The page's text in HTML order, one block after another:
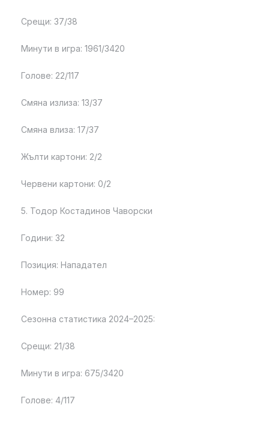
Срещи: 37/38
Минути в игра: 1961/3420
Голове: 22/117
Смяна излиза: 13/37
Смяна влиза: 17/37
Жълти картони: 2/2
Червени картони: 0/2
5. Тодор Костадинов Чаворски
Години: 32
Позиция: Нападател
Номер: 99
Сезонна статистика 2024–2025:
Срещи: 21/38
Минути в игра: 675/3420
Голове: 4/117